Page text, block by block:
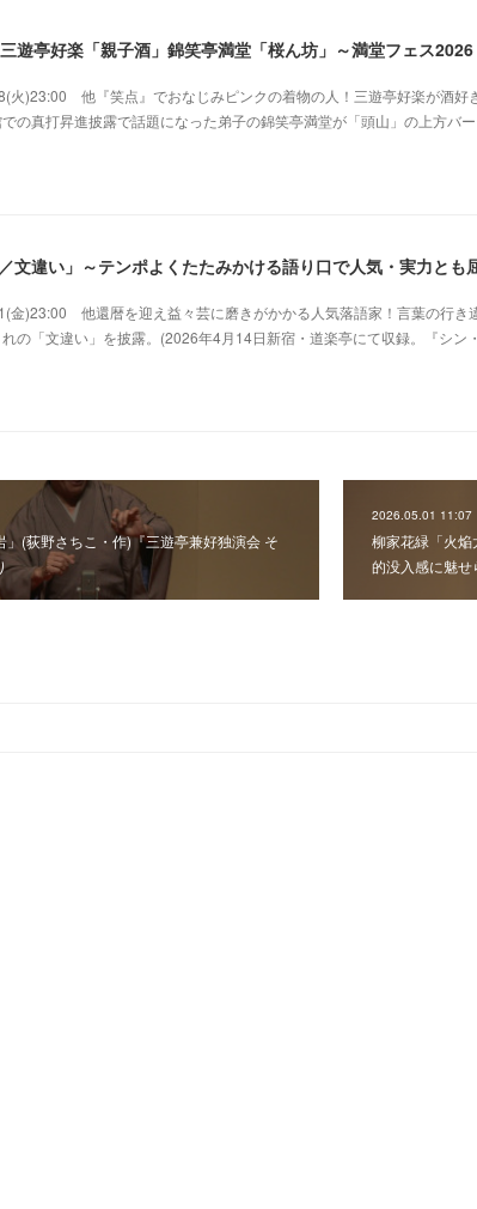
遊亭好楽「親子酒」錦笑亭満堂「桜ん坊」～満堂フェス2026
火)23:00 他『笑点』でおなじみピンクの着物の人！三遊亭好楽が酒好
での真打昇進披露で話題になった弟子の錦笑亭満堂が「頭山」の上方バ
文違い」～テンポよくたたみかける語り口で人気・実力とも
金)23:00 他還暦を迎え益々芸に磨きがかかる人気落語家！言葉の行き
の「文違い」を披露。(2026年4月14日新宿・道楽亭にて収録。『シ
」(荻野さちこ・作)『三遊亭兼好独演会 そ
2026.05.01 11:07
柳家花緑「火
的没入感に魅せ